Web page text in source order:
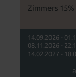
Zimmers
Generationen
14.09.2026 -
08.11.2026 -
14.02.2027 -